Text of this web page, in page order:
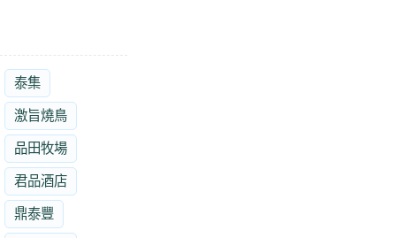
泰集
激旨燒鳥
品田牧場
君品酒店
鼎泰豐